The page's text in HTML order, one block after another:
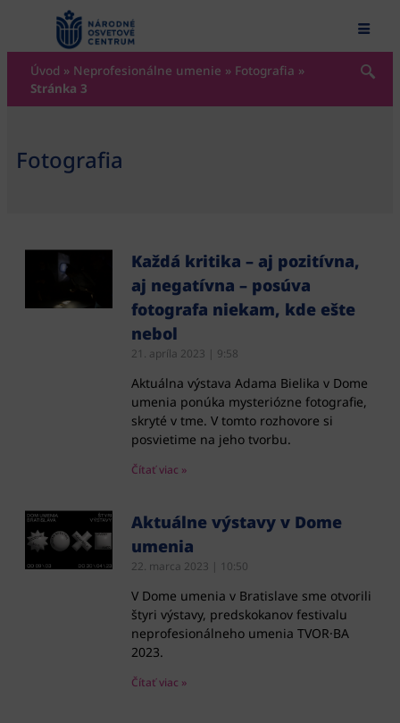
content
Úvod » Neprofesionálne umenie » Fotografia »
Stránka 3
Fotografia
Každá kritika – aj pozitívna,
aj negatívna – posúva
fotografa niekam, kde ešte
nebol
21. apríla 2023 9:58
Aktuálna výstava Adama Bielika v Dome
umenia ponúka mysteriózne fotografie,
skryté v tme. V tomto rozhovore si
posvietime na jeho tvorbu.
Čítať viac »
Aktuálne výstavy v Dome
umenia
22. marca 2023 10:50
V Dome umenia v Bratislave sme otvorili
štyri výstavy, predskokanov festivalu
neprofesionálneho umenia TVOR⸱BA
2023.
Čítať viac »